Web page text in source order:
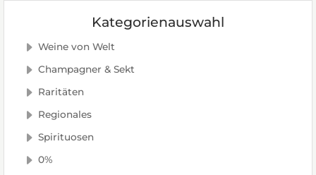
Kategorienauswahl
Weine von Welt
Champagner & Sekt
Raritäten
Regionales
Spirituosen
0%